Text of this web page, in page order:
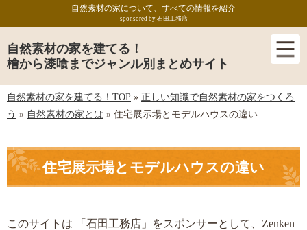
自然素材の家を建てる！
檜から漆喰までジャンル別まとめサイト
自然素材の家について、すべての情報を紹介
sponsored by 石田工務店
自然素材の家を建てる！TOP » 正しい知識で自然素材の家をつくろ
う » 自然素材の家とは » 住宅展示場とモデルハウスの違い
住宅展示場とモデルハウスの違い
このサイトは 「石田工務店」をスポンサーとして、Zenken